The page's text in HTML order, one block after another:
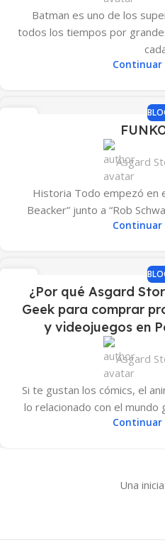
Batman es uno de los
todos los tiempos por
Continuar
Asgard
Historia Todo empezó en
Beacker” junto a “Rob
Continuar
¿Por qué Asgard
Geek para comprar
y videojuegos en
Asgard
Si te gustan los cómics, el
lo relacionado con el mundo
Continuar
Una